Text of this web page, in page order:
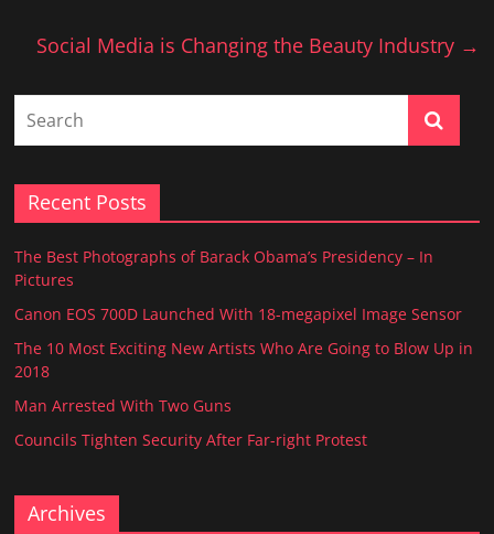
Social Media is Changing the Beauty Industry →
Recent Posts
The Best Photographs of Barack Obama’s Presidency – In
Pictures
Canon EOS 700D Launched With 18-megapixel Image Sensor
The 10 Most Exciting New Artists Who Are Going to Blow Up in
2018
Man Arrested With Two Guns
Councils Tighten Security After Far-right Protest
Archives